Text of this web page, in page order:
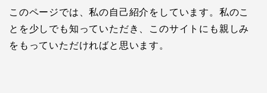
このページでは、私の自己紹介をしています。私のこ
とを少しでも知っていただき、このサイトにも親しみ
をもっていただければと思います。